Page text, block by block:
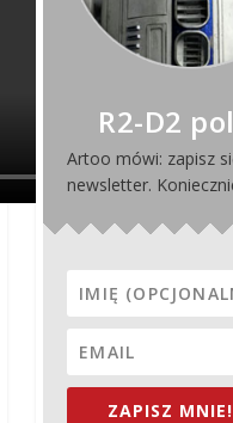
R2-D2
Artoo mówi: zapisz
newsletter.
ZAPISZ